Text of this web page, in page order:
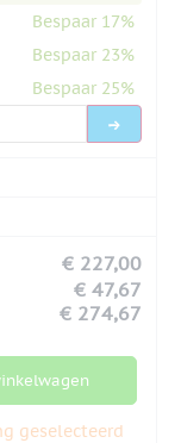
Bespaar 17%
Bespaar 23%
Bespaar 25%
€ 227,00
€ 47,67
€ 274,67
geselecteerd